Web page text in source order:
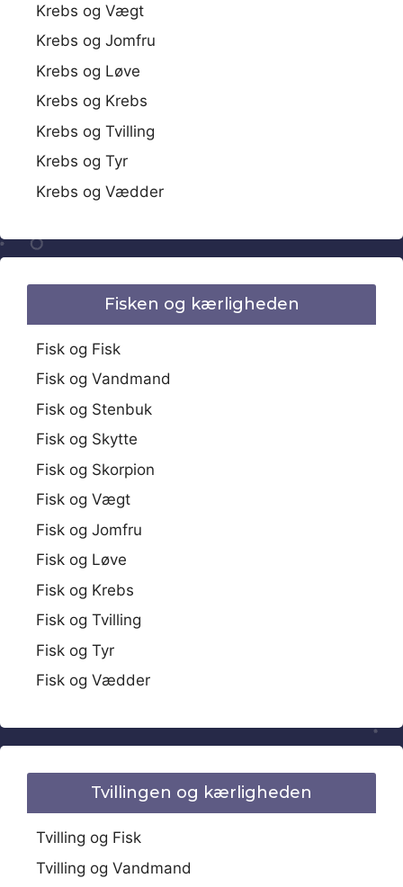
Krebs og Vægt
Krebs og Jomfru
Krebs og Løve
Krebs og Krebs
Krebs og Tvilling
Krebs og Tyr
Krebs og Vædder
Fisken og kærligheden
Fisk og Fisk
Fisk og Vandmand
Fisk og Stenbuk
Fisk og Skytte
Fisk og Skorpion
Fisk og Vægt
Fisk og Jomfru
Fisk og Løve
Fisk og Krebs
Fisk og Tvilling
Fisk og Tyr
Fisk og Vædder
Tvillingen og kærligheden
Tvilling og Fisk
Tvilling og Vandmand